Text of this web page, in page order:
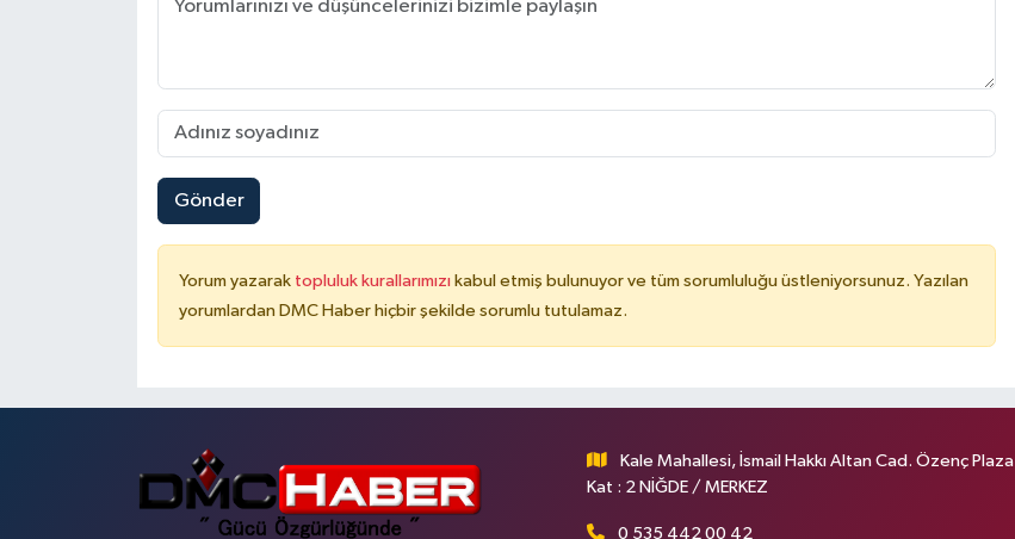
Gönder
Yorum yazarak topluluk kurallarımızı kabul etmiş bulunuyor ve tüm sorumluluğu üstleniyorsunuz. Yazılan
yorumlardan DMC Haber hiçbir şekilde sorumlu tutulamaz.
Kale Mahallesi, İsmail Hakkı Altan Cad. Özenç Plaza
Kat : 2 NİĞDE / MERKEZ
0 535 442 00 42